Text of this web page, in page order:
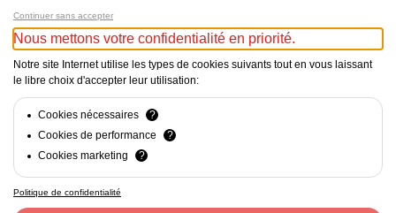
Next Post
Michèle Costafrolaz: “Les membres du conseil
d’administration doivent être des guides, des
challengers, et parfois des censeurs”
Mentions Légales - Responsable du site web : Cercle Suisse
Continuer sans accepter
Nous mettons votre confidentialité en priorité.
Notre site Internet utilise les types de cookies suivants tout en vous laissant
le libre choix d'accepter leur utilisation:
Cookies nécessaires
?
Cookies de performance
?
Cookies marketing
?
Politique de confidentialité